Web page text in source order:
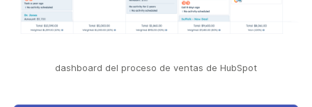
dashboard del proceso de ventas de HubSpot